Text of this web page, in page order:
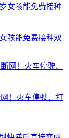
孩能免费接种双
！火车停驶、打